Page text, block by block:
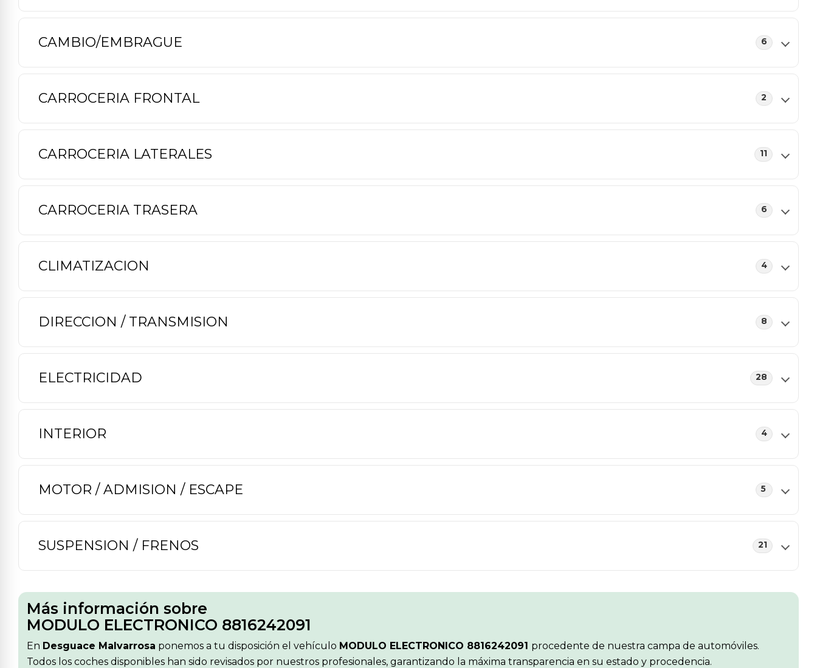
CAMBIO/EMBRAGUE 6
CARROCERIA FRONTAL 2
CARROCERIA LATERALES 11
CARROCERIA TRASERA 6
CLIMATIZACION 4
DIRECCION / TRANSMISION 8
ELECTRICIDAD 28
INTERIOR 4
MOTOR / ADMISION / ESCAPE 5
SUSPENSION / FRENOS 21
Más información sobre
MODULO ELECTRONICO 8816242091
En Desguace Malvarrosa ponemos a tu disposición el vehículo MODULO ELECTRONICO 8816242091 procedente de nuestra campa de automóviles.
Todos los coches disponibles han sido revisados por nuestros profesionales, garantizando la máxima transparencia en su estado y procedencia.